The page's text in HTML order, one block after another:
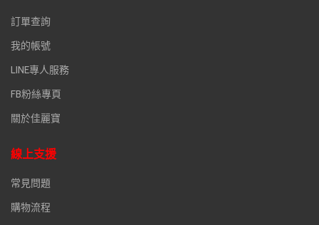
訂單查詢
我的帳號
LINE專人服務
FB粉絲專頁
關於佳麗寶
線上支援
常見問題
購物流程